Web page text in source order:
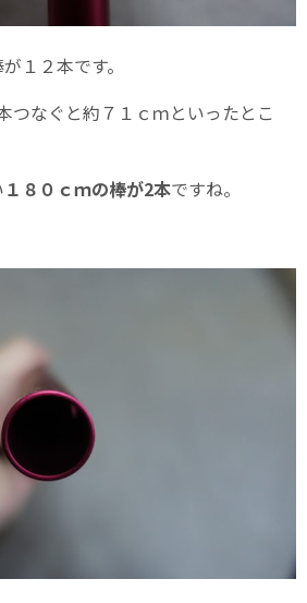
１２本です。
つなぐと約７１ｃｍといったとこ
１８０ｃｍの棒が2本ですね。